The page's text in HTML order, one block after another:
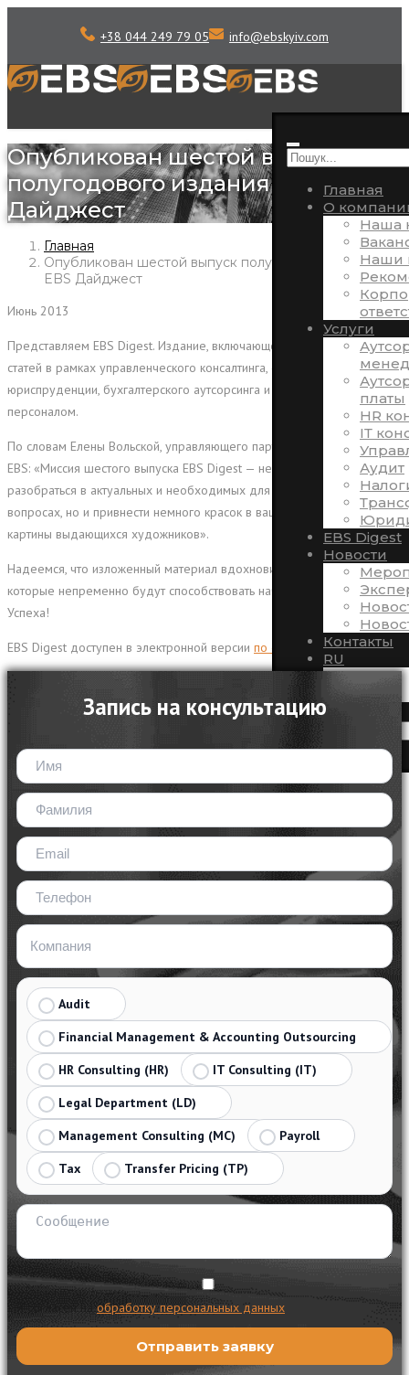
+38 044 249 79 05 info@ebskyiv.com
Главная
О
Наша
Наши
Услуги
платы
HR
ІТ
Аудит
EBS Digest
Новости
Контакты
RU
UA
EN
Опубликован шестой выпуск
полугодового издания EBS
Дайджест
Главная
Опубликован шестой выпуск полугодового издания
EBS Дайджест
Июнь 2013
Представляем EBS Digest. Издание, включающее в себя подборку
статей в рамках управленческого консалтинга, финансов,
юриспруденции, бухгалтерского аутсорсинга и управления
персоналом.
По словам Елены Вольской, управляющего партнера и директора
EBS: «Миссия шестого выпуска EBS Digest — не только помочь вам
разобраться в актуальных и необходимых для ведения бизнеса
вопросах, но и привнести немного красок в вашу деятельность через
картины выдающихся художников».
Надеемся, что изложенный материал вдохновит вас на новые идеи,
которые непременно будут способствовать началу новой эры — Эры
Успеха!
EBS Digest доступен в электронной версии по ссылке.
Запись на консультацию
Audit
Financial Management & Accounting Outsourcing
HR Consulting (HR)
IT Consulting (IT)
Legal Department (LD)
Management Consulting (MC)
Payroll
Tax
Transfer Pricing (TP)
Я согласен наобработку персональных данных